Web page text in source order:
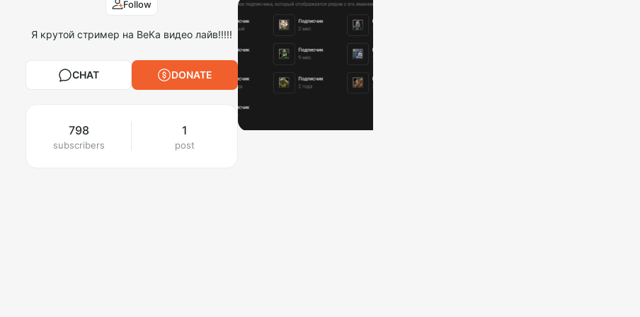
Follow
Я крутой стример на ВеКа видео лайв!!!!!
CHAT DONATE
798
subscribers
1
post